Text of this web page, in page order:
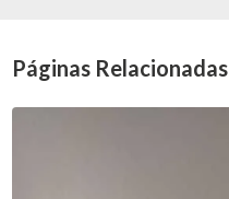
Páginas Relacionadas